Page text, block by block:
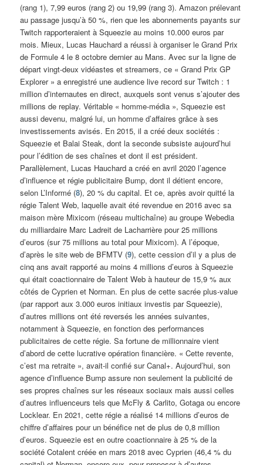
(rang 1), 7,99 euros (rang 2) ou 19,99 (rang 3). Amazon prélevant
au passage jusqu’à 50 %, rien que les abonnements payants sur
Twitch rapporteraient à Squeezie au moins 10.000 euros par
mois. Mieux, Lucas Hauchard a réussi à organiser le Grand Prix
de Formule 4 le 8 octobre dernier au Mans. Avec sur la ligne de
départ vingt-deux vidéastes et streamers, ce « Grand Prix GP
Explorer » a enregistré une audience live record sur Twitch : 1
million d’internautes en direct, auxquels sont venus s’ajouter des
millions de replay. Véritable « homme-média », Squeezie est
aussi devenu, malgré lui, un homme d’affaires grâce à ses
investissements avisés. En 2015, il a créé deux sociétés :
Squeezie et Balai Steak, dont la seconde subsiste aujourd’hui
pour l’édition de ses chaînes et dont il est président.
Parallèlement, Lucas Hauchard a créé en avril 2020 l’agence
d’influence et régie publicitaire Bump, dont il détient encore,
selon L’Informé (8), 20 % du capital. Et ce, après avoir quitté la
régie Talent Web, laquelle avait été revendue en 2016 avec sa
maison mère Mixicom (réseau multichaîne) au groupe Webedia
du milliardaire Marc Ladreit de Lacharrière pour 25 millions
d’euros (sur 75 millions au total pour Mixicom). A l’époque,
d’après le site web de BFMTV (9), cette cession d’il y a plus de
cinq ans avait rapporté au moins 4 millions d’euros à Squeezie
qui était coactionnaire de Talent Web à hauteur de 15,9 % aux
côtés de Cyprien et Norman. En plus de cette sacrée plus-value
(par rapport aux 3.000 euros initiaux investis par Squeezie),
d’autres millions ont été reversés les années suivantes,
notamment à Squeezie, en fonction des performances
publicitaires de cette régie. Sa fortune de millionnaire vient
d’abord de cette lucrative opération financière. « Cette revente,
c’est ma retraite », avait-il confié sur Canal+. Aujourd’hui, son
agence d’influence Bump assure non seulement la publicité de
ses propres chaînes sur les réseaux sociaux mais aussi celles
d’autres influenceurs tels que McFly & Carlito, Gotaga ou encore
Locklear. En 2021, cette régie a réalisé 14 millions d’euros de
chiffre d’affaires pour un bénéfice net de plus de 0,8 million
d’euros. Squeezie est en outre coactionnaire à 25 % de la
société Cotalent créée en mars 2018 avec Cyprien (46,4 % du